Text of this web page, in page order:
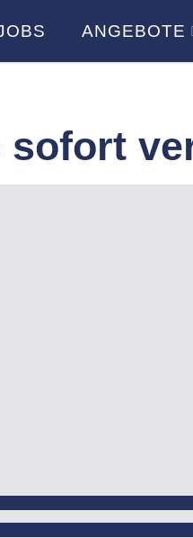
ANGEBOTE
sofort